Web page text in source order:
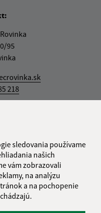
sledovania používame
našich
vám zobrazovali
na analýzu
a na pochopenie
95
218